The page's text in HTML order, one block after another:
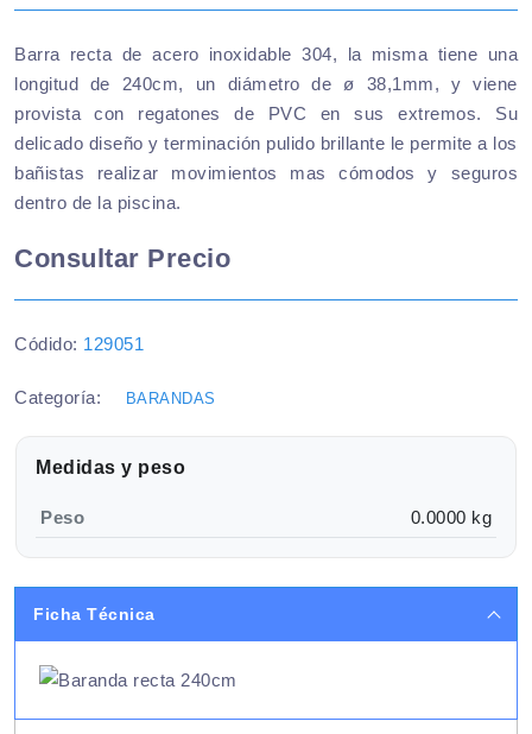
Barra recta de acero inoxidable 304, la misma tiene una
longitud de 240cm, un diámetro de ø 38,1mm, y viene
provista con regatones de PVC en sus extremos. Su
delicado diseño y terminación pulido brillante le permite a los
bañistas realizar movimientos mas cómodos y seguros
dentro de la piscina.
Consultar Precio
Códido: 129051
Categoría: BARANDAS
Medidas y peso
Peso 0.0000 kg
Ficha Técnica